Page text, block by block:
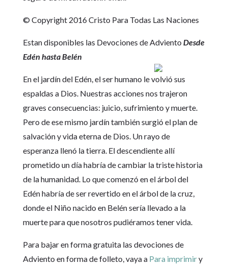
© Copyright 2016 Cristo Para Todas Las Naciones
Estan disponibles las Devociones de Adviento Desde
Edén hasta Belén
En el jardín del Edén, el ser humano le volvió sus
espaldas a Dios. Nuestras acciones nos trajeron
graves consecuencias: juicio, sufrimiento y muerte.
Pero de ese mismo jardín también surgió el plan de
salvación y vida eterna de Dios. Un rayo de
esperanza llenó la tierra. El descendiente allí
prometido un día habría de cambiar la triste historia
de la humanidad. Lo que comenzó en el árbol del
Edén habría de ser revertido en el árbol de la cruz,
donde el Niño nacido en Belén sería llevado a la
muerte para que nosotros pudiéramos tener vida.
Para bajar en forma gratuita las devociones de
Adviento en forma de folleto, vaya a Para imprimiry